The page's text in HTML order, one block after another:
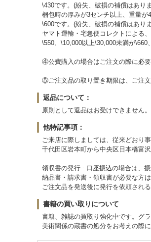
\430です。(紛失、破損の補償はあり
梱包時の厚みが3センチ以上、重量
\600です。(紛失、破損の補償はあり
ヤマト運輸・宅急便コレクトによる
\550、\10,000以上\30,000未満が
④公費購入の場合はご注文の際に必
⑤ご注文品の取り置き期限は、ご注
返品について：
原則として返品はお受けできません
他特記事項：
ご来店に際しましては、従来どおり
千代田区岩本町から中央区日本橋富
領収書の発行 : 口座振込の場合は、
納品書・請求書・領収書が必要な方
ご注文品を発送後に発行を依頼され
書籍の買い取りについて
書籍、雑誌の買取り強化中です。グ
美術関係の蔵書の処分をお考えの際